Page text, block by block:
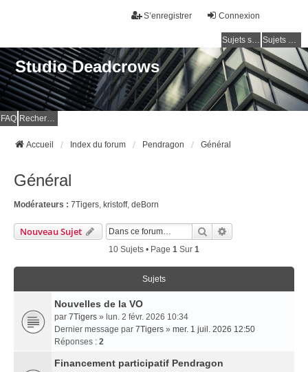
Connexion
S’enregistrer
Sujets sans réponse Sujets actifs
Studio Deadcrows
FAQ Rechercher
Accueil Index du forum Pendragon Général
Général
Modérateurs : 7Tigers, kristoff, deBorn
Nouveau Sujet Rechercher
10 Sujets • Page 1 Sur 1
Sujets
Nouvelles de la VO
par 7Tigers » lun. 2 févr. 2026 10:34
Dernier message par 7Tigers » mer. 1 juil. 2026 12:50
Réponses : 2
Financement participatif Pendragon